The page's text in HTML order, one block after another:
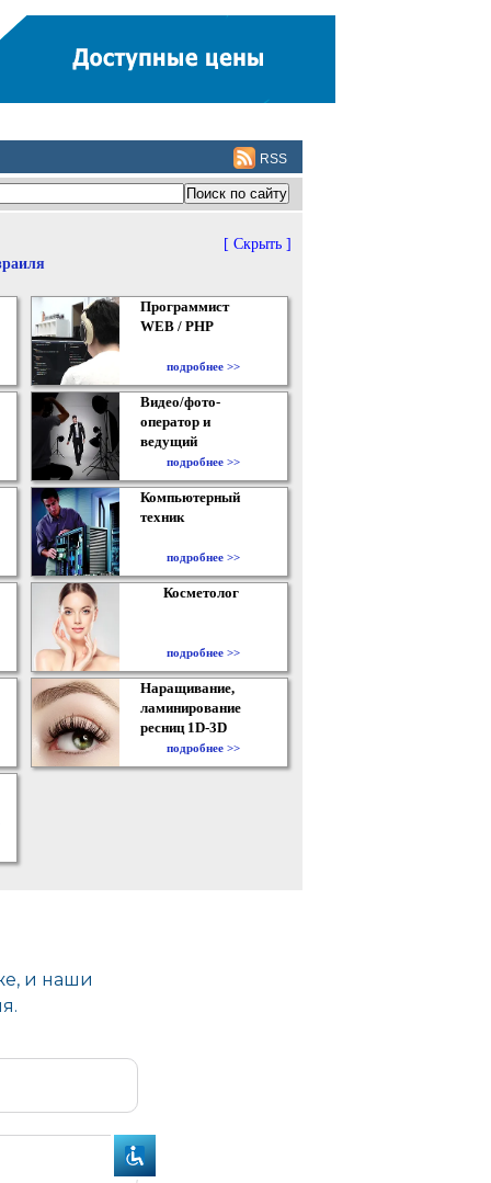
RSS
[ Скрыть ]
Программист
WEB / PHP
подробнее >>
Видео/фото-
оператор и
ведущий
подробнее >>
Компьютерный
техник
подробнее >>
Косметолог
подробнее >>
Наращивание,
ламинирование
ресниц 1D-3D
подробнее >>